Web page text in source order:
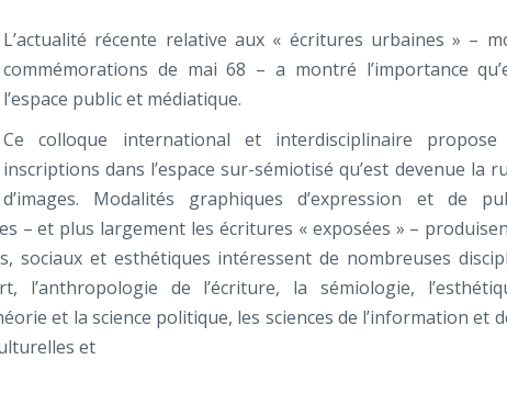
L’actualité récente relative aux « écritures urbaines » –
commémorations de mai 68 – a montré l’importance
l’espace public et médiatique.
Ce colloque international et interdisciplinaire propose
inscriptions dans l’espace sur-sémiotisé qu’est devenue la
d’images. Modalités graphiques d’expression et de
– et plus largement les écritures « exposées » –
sociaux et esthétiques intéressent de nombreuses
l’anthropologie de l’écriture, la sémiologie,
et la science politique, les sciences de l’information et
et